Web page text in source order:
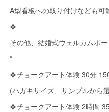
A型看板への取り付けなども可
🍀
その他、結婚式ウェルカムボ
*
🍀チョークアート体験 30分
(ハガキサイズ、サンプルから
🍀チョークアート体験 2時間